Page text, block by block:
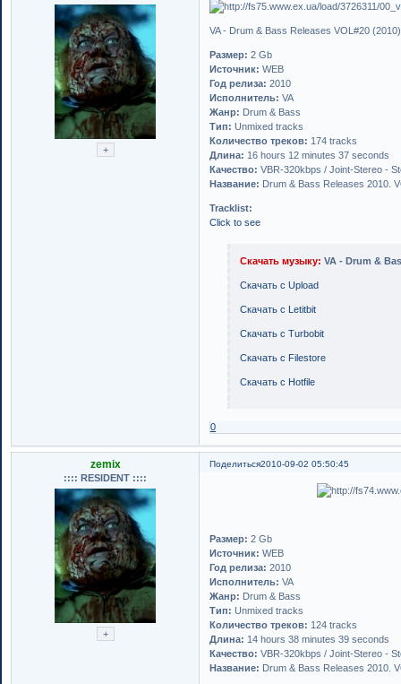
VA - Drum & Bass Releases VOL#20 (2010)
Размер: 2 Gb
Источник: WEB
Год релиза: 2010
Исполнитель: VA
Жанр: Drum & Bass
Тип: Unmixed tracks
Количество треков: 174 tracks
Длина: 16 hours 12 minutes 37 seconds
Качество: VBR-320kbps / Joint-Stereo -
Название: Drum & Bass Releases 2010.
Tracklist:
Click to see
Скачать музыку: VA - Drum &
Скачать с Upload
Скачать с Letitbit
Скачать с Turbobit
Скачать с Filestore
Скачать с Hotfile
0
Поделиться2010-09-02 05:50:45
zemix
:::: RESIDENT ::::
Размер: 2 Gb
Источник: WEB
Год релиза: 2010
Исполнитель: VA
Жанр: Drum & Bass
Тип: Unmixed tracks
Количество треков: 124 tracks
Длина: 14 hours 38 minutes 39 seconds
Качество: VBR-320kbps / Joint-Stereo -
Название: Drum & Bass Releases 2010.